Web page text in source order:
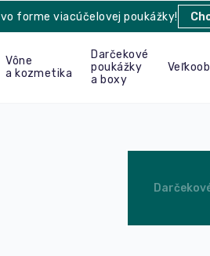
vo forme viacúčelovej poukážky!
Vône
a kozmetika
Darčekové
poukážky
a boxy